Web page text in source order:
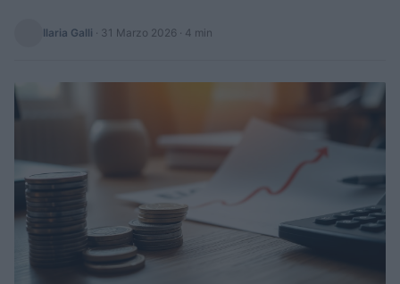
Ilaria Galli · 31 Marzo 2026 · 4 min